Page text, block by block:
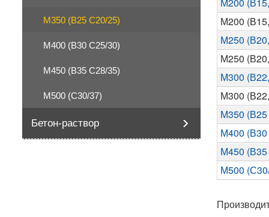
М350 (В25 С20/25)
М400 (В30 С25/30)
М450 (В35 С28/35)
М500 (С30/37)
Бетон-раствор
М200
М250
М250
М300
М300
М350
М400
М450
М500